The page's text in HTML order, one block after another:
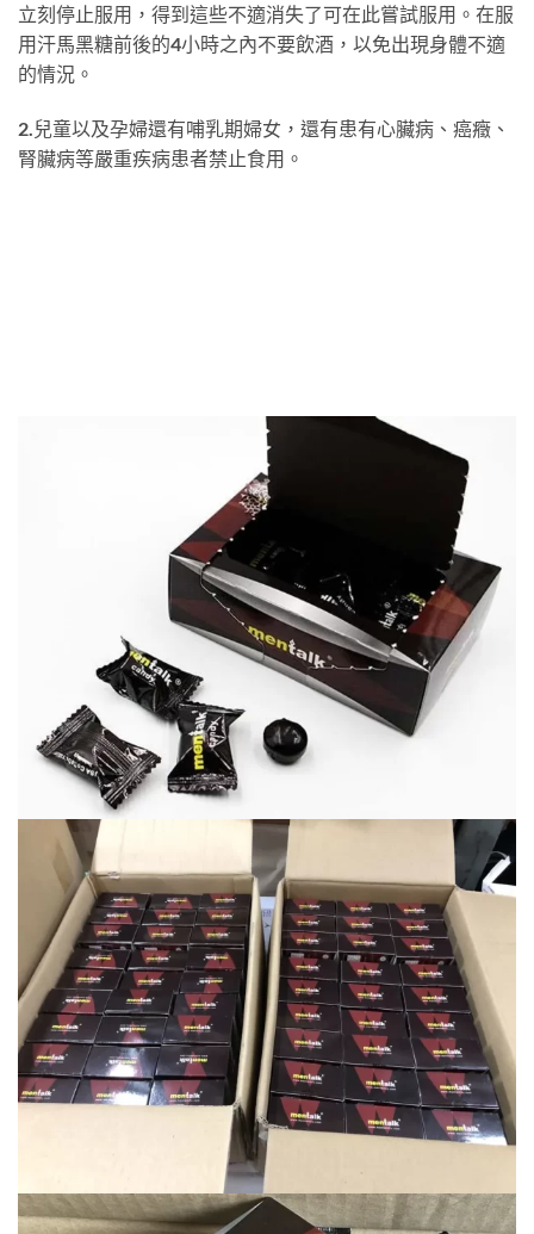
立刻停止服用，得到這些不適消失了可在此嘗試服用。在服
用汗馬黑糖前後的4小時之內不要飲酒，以免出現身體不適
的情況。
2.兒童以及孕婦還有哺乳期婦女，還有患有心臟病、癌癥、
腎臟病等嚴重疾病患者禁止食用。